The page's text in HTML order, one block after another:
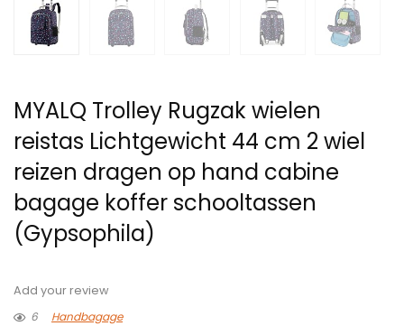
MYALQ Trolley Rugzak wielen
reistas Lichtgewicht 44 cm 2 wiel
reizen dragen op hand cabine
bagage koffer schooltassen
(Gypsophila)
Add your review
6
Handbagage